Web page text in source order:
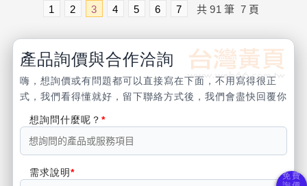
1 2 3 4 5 6 7 共 91 筆 7 頁
產品詢價與合作洽詢
嗨，想詢價或有問題都可以直接寫在下面，不用寫得很正
式，我們看得懂就好，留下聯絡方式後，我們會盡快回覆你
想詢問什麼呢？
需求說明